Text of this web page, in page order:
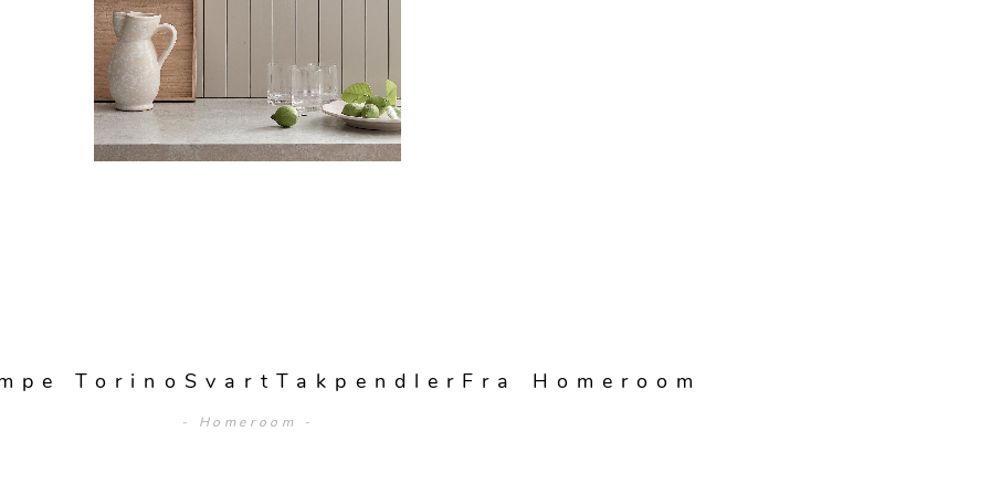
TorinoSvartTakpendlerFra Homeroom
- Homeroom -